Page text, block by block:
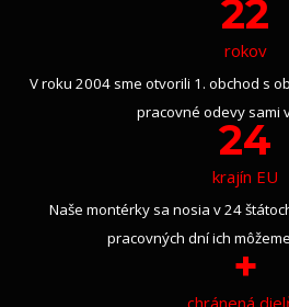
22
rokov
V roku 2004 sme otvorili 1. obchod s
pracovné odevy sami
24
krajín EU
Naše montérky sa nosia v 24
pracovných dní ich
+
chránená